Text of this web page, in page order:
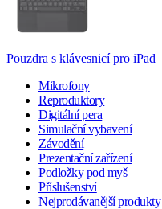
Pouzdra s klávesnicí pro iPad
Mikrofony
Reproduktory
Digitální pera
Simulační vybavení
Závodění
Prezentační zařízení
Podložky pod myš
Příslušenství
Nejprodávanější produkty